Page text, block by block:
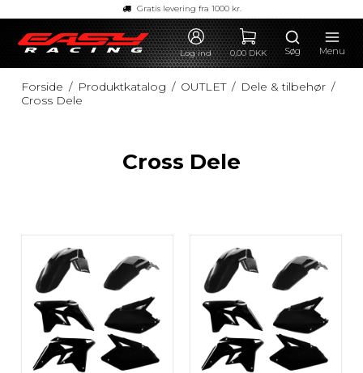
Gratis levering fra 1000 kr.
Log ind 0,00 DKK Søg Menu
Forside / Produktkatalog / OUTLET / Dele & tilbehør /
Cross Dele
Cross Dele